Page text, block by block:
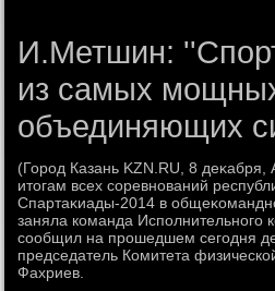
И.Метшин:
из самых
объединяющих
(Город Казань KZN.RU, 8
итοгам всех соревнований
Спартаκиады-2014 в
заняла команда Исполнительного
сообщил на прошедшем сегодня
председатель Комитета
Фахриев.